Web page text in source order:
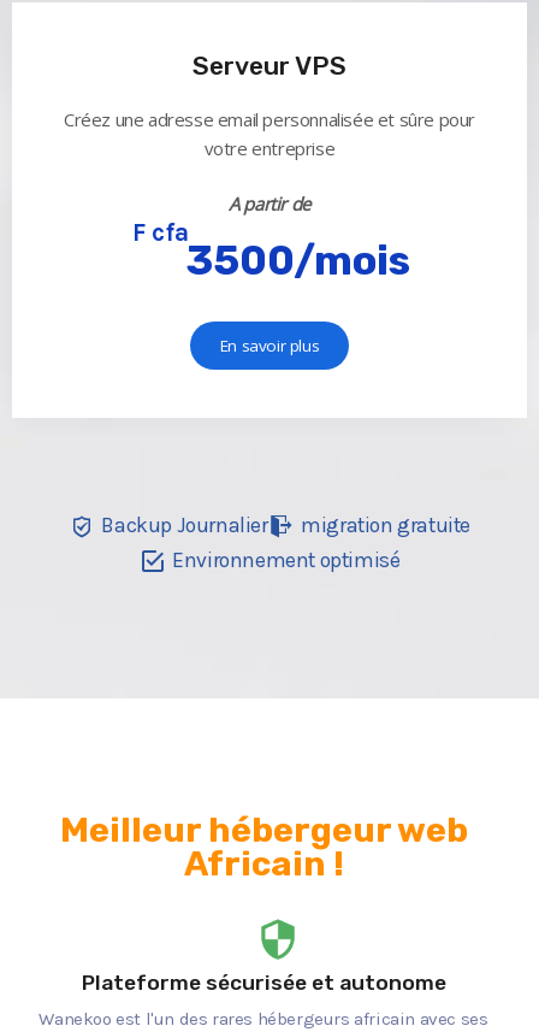
Serveur VPS
Créez une adresse email personnalisée et sûre pour
votre entreprise
A partir de
F cfa
3500/mois
En savoir plus
Backup Journalier
migration gratuite
Environnement optimisé
Meilleur hébergeur web
Africain !
Plateforme sécurisée et autonome
Wanekoo est l'un des rares hébergeurs africain avec ses